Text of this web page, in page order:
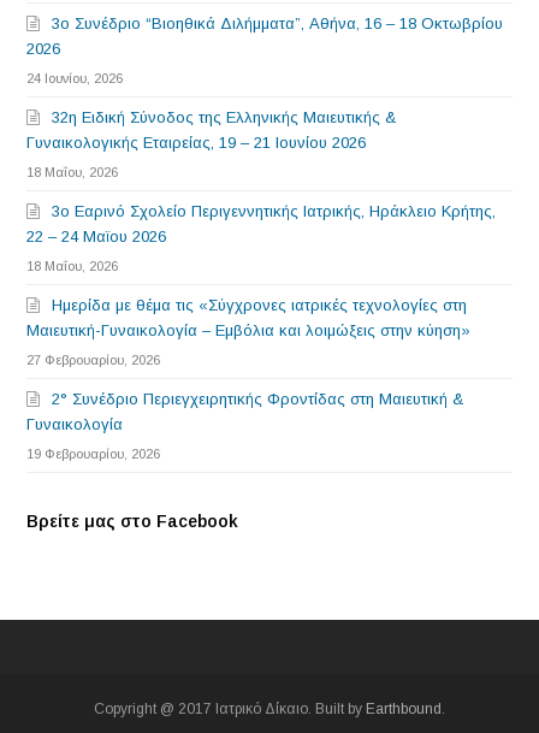
3o Συνέδριο “Βιοηθικά Διλήμματα”, Αθήνα, 16 – 18 Οκτωβρίου
2026
24 Ιουνίου, 2026
32η Ειδική Σύνοδος της Ελληνικής Μαιευτικής &
Γυναικολογικής Εταιρείας, 19 – 21 Ιουνίου 2026
18 Μαΐου, 2026
3o Εαρινό Σχολείο Περιγεννητικής Ιατρικής, Ηράκλειο Κρήτης,
22 – 24 Μαϊου 2026
18 Μαΐου, 2026
Ημερίδα με θέμα τις «Σύγχρονες ιατρικές τεχνολογίες στη
Μαιευτική-Γυναικολογία – Εμβόλια και λοιμώξεις στην κύηση»
27 Φεβρουαρίου, 2026
2° Συνέδριο Περιεγχειρητικής Φροντίδας στη Μαιευτική &
Γυναικολογία
19 Φεβρουαρίου, 2026
Βρείτε μας στο Facebook
Copyright @ 2017 Ιατρικό Δίκαιο. Built by Earthbound .